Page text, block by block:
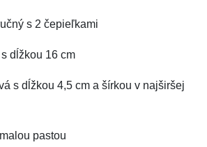
s 2 čepieľkami
dĺžkou 16 cm
s dĺžkou 4,5 cm a šírkou v najširšej
pastou